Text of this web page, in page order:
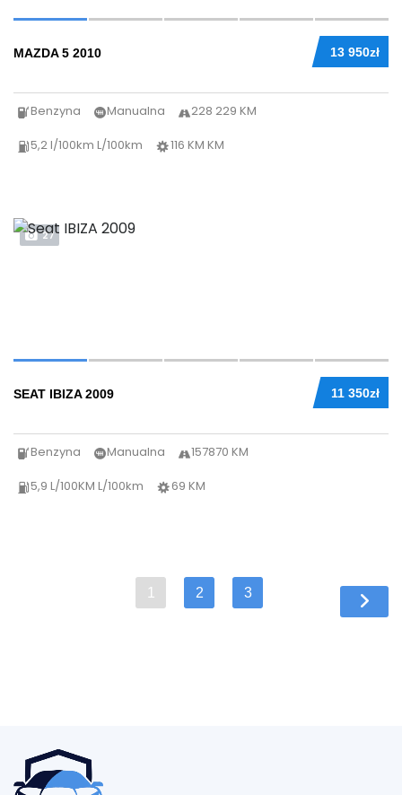
13 950zł
MAZDA 5 2010
Benzyna Manualna
228 229 KM
5,2 l/100km L/100km
116 KM KM
27
11 350zł
SEAT IBIZA 2009
Benzyna Manualna
157870 KM
5,9 L/100KM L/100km
69 KM
1 2 3